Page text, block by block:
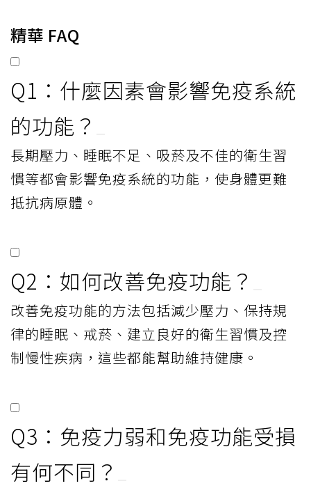
精華 FAQ
Q1：什麼因素會影響免疫系統
的功能？
長期壓力、睡眠不足、吸菸及不佳的衛生習
慣等都會影響免疫系統的功能，使身體更難
抵抗病原體。
Q2：如何改善免疫功能？
改善免疫功能的方法包括減少壓力、保持規
律的睡眠、戒菸、建立良好的衛生習慣及控
制慢性疾病，這些都能幫助維持健康。
Q3：免疫力弱和免疫功能受損
有何不同？